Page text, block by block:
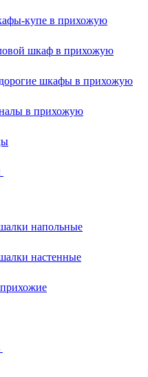
купе в прихожую
шкаф в прихожую
шкафы в прихожую
в прихожую
напольные
настенные